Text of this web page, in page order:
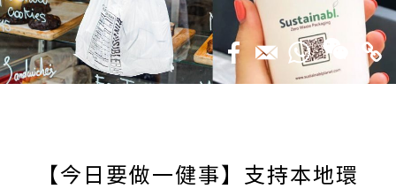
【今日要做一健事】支持本地環